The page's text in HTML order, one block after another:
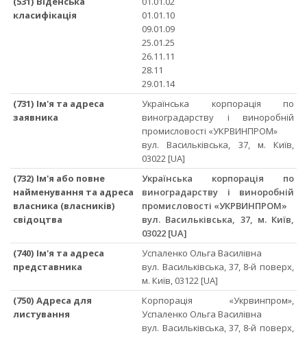
класифікація
01.01.10
09.01.09
25.01.25
26.11.11
28.11
29.01.14
(731) Ім'я та адреса
заявника
Українська корпорація по
виноградарству і виноробній
промисловості «УКРВИНПРОМ»
вул. Васильківська, 37, м. Київ,
03022 [UA]
(732) Ім'я або повне
найменування та адреса
власника (власників)
свідоцтва
Українська корпорація по
виноградарству і виноробній
промисловості «УКРВИНПРОМ»
вул. Васильківська, 37, м. Київ,
03022 [UA]
(740) Ім'я та адреса
представника
Успаленко Ольга Василівна
вул. Васильківська, 37, 8-й поверх,
м. Київ, 03122 [UA]
(750) Адреса для
листування
Корпорація «Укрвинпром»,
Успаленко Ольга Василівна
вул. Васильківська, 37, 8-й поверх,